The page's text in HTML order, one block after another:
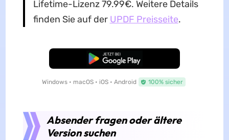
Lifetime-Lizenz 79.99€. Weitere Details
finden Sie auf der UPDF Preisseite.
Kostenloser Download
Windows • macOS • iOS • Android 100% sicher
Absender fragen oder ältere
Version suchen